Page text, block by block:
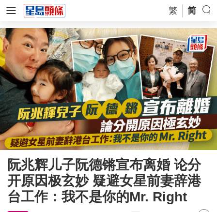
繁 简
阮兆辉儿子阮德锵宣布离婚 论分
开原因极玄妙 疑避女星前妻辞港
台工作：我不是你的Mr. Right